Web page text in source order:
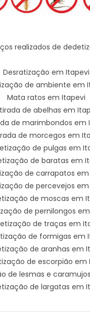
realizados de
Desratização em Itapevi
de ambiente em
Mata ratos em Itapevi
de abelhas em
de marimbondos em
de morcegos em
de pulgas em
de baratas em
de carrapatos
de percevejos
de moscas em
de pernilongos
de traças em
de formigas em
de aranhas em
de escorpião em
de lesmas e
de largatas em